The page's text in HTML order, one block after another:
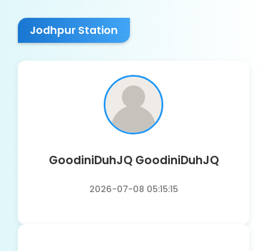
Jodhpur Station
GoodiniDuhJQ GoodiniDuhJQ
2026-07-08 05:15:15